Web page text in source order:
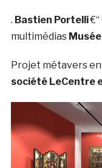
. Bastien Portelli
multimédias
Projet métavers
société LeCentre